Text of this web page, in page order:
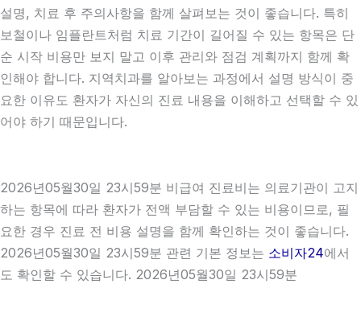
설명, 치료 후 주의사항을 함께 살펴보는 것이 좋습니다. 특히
보철이나 임플란트처럼 치료 기간이 길어질 수 있는 항목은 단
순 시작 비용만 보지 말고 이후 관리와 점검 계획까지 함께 확
인해야 합니다. 지역치과를 알아보는 과정에서 설명 방식이 중
요한 이유도 환자가 자신의 진료 내용을 이해하고 선택할 수 있
어야 하기 때문입니다.
2026년05월30일 23시59분 비급여 진료비는 의료기관이 고지
하는 항목에 따라 환자가 전액 부담할 수 있는 비용이므로, 필
요한 경우 진료 전 비용 설명을 함께 확인하는 것이 좋습니다.
2026년05월30일 23시59분 관련 기본 정보는 소비자24에서
도 확인할 수 있습니다. 2026년05월30일 23시59분